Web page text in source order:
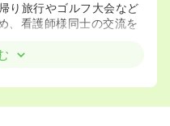
り旅行やゴルフ大会など
、看護師様同士の交流を